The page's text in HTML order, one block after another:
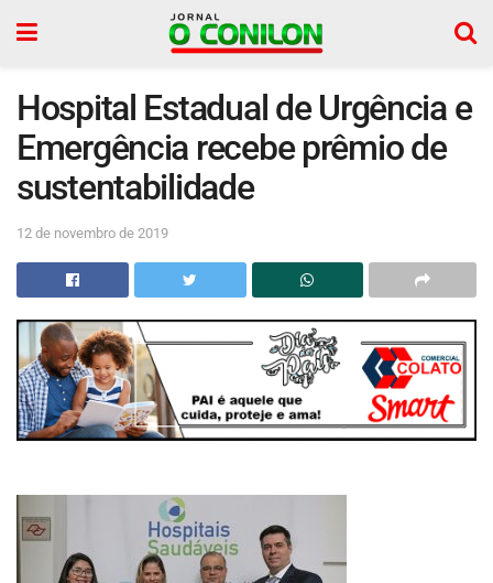
Hospital Estadual de Urgência e
Emergência recebe prêmio de
sustentabilidade
12 de novembro de 2019